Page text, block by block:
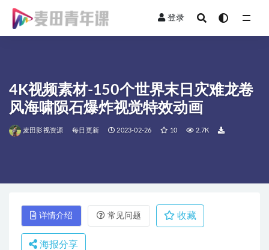
登录
4K视频素材-150个世界末日灾难龙卷
风海啸陨石爆炸视觉特效动画
麦田影视资源 每日更新 2023-02-26 10 2.7K
详情介绍 常见问题 收藏
海报分享